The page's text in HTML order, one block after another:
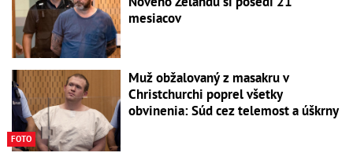
mesiacov
FOTO
Muž obžalovaný z masakru v
Christchurchi poprel všetky
obvinenia: Súd cez telemost a úškrny